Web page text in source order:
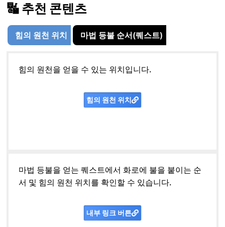
🔣 추천 콘텐츠
힘의 원천 위치 마법 등불 순서(퀘스트)
힘의 원천을 얻을 수 있는 위치입니다.
힘의 원천 위치
마법 등불을 얻는 퀘스트에서 화로에 불을 붙이는 순
서 및 힘의 원천 위치를 확인할 수 있습니다.
내부 링크 버튼